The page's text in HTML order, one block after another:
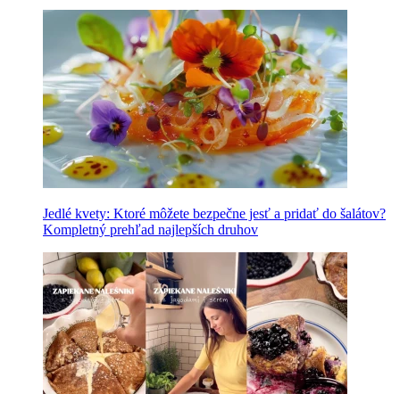
Jedlé kvety: Ktoré môžete bezpečne jesť a pridať do šalátov?
Kompletný prehľad najlepších druhov